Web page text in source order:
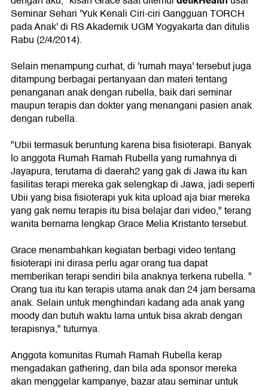
Seminar Sehari 'Yuk Kenali Ciri-ciri Gangguan TORCH
pada Anak' di RS Akademik UGM Yogyakarta dan ditulis
Rabu (2/4/2014).
Selain menampung curhat, di 'rumah maya' tersebut juga
ditampung berbagai pertanyaan dan materi tentang
penanganan anak dengan rubella, baik dari seminar
maupun terapis dan dokter yang menangani pasien anak
dengan rubella.
"Ubii termasuk beruntung karena bisa fisioterapi. Banyak
lo anggota Rumah Ramah Rubella yang rumahnya di
Jayapura, terutama di daerah2 yang gak di Jawa itu kan
fasilitas terapi mereka gak selengkap di Jawa, jadi seperti
Ubii yang bisa fisioterapi yuk kita upload aja biar mereka
yang gak nemu terapis itu bisa belajar dari video," terang
wanita bernama lengkap Grace Melia Kristanto tersebut.
Grace menambahkan kegiatan berbagi video tentang
fisioterapi ini dirasa perlu agar orang tua dapat
memberikan terapi sendiri bila anaknya terkena rubella. "
Orang tua itu kan terapis utama anak dan 24 jam bersama
anak. Selain untuk menghindari kadang ada anak yang
moody dan butuh waktu lama untuk bisa akrab dengan
terapisnya," tuturnya.
Anggota komunitas Rumah Ramah Rubella kerap
mengadakan gathering, dan bila ada sponsor mereka
akan menggelar kampanye, bazar atau seminar untuk